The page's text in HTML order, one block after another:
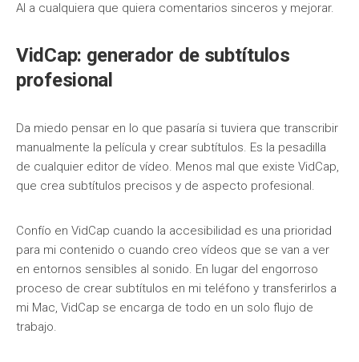
AI a cualquiera que quiera comentarios sinceros y mejorar.
VidCap: generador de subtítulos
profesional
Da miedo pensar en lo que pasaría si tuviera que transcribir
manualmente la película y crear subtítulos. Es la pesadilla
de cualquier editor de vídeo. Menos mal que existe VidCap,
que crea subtítulos precisos y de aspecto profesional.
Confío en VidCap cuando la accesibilidad es una prioridad
para mi contenido o cuando creo vídeos que se van a ver
en entornos sensibles al sonido. En lugar del engorroso
proceso de crear subtítulos en mi teléfono y transferirlos a
mi Mac, VidCap se encarga de todo en un solo flujo de
trabajo.